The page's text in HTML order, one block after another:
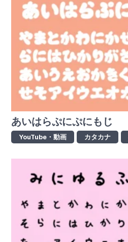
あいはらぷにぷにもじ
YouTube・動画 カタカナ